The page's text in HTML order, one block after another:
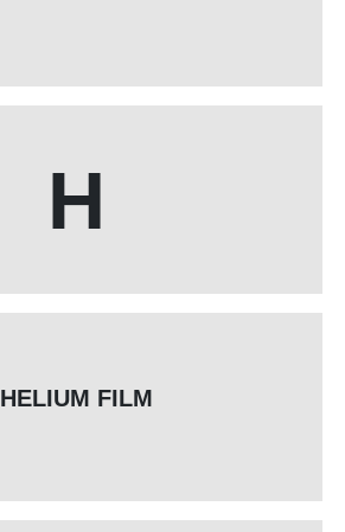
H
HELIUM FILM